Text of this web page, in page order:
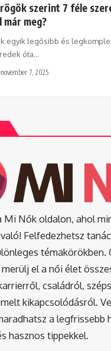
szerint 7 féle
meg?
egyik legősibb és
óta…
november 7, 2025
Mi Nők oldalon, ahol
Felfedezhetsz
témakörökben.
el a női élet
családról,
kikapcsolódásról.
a legfrissebb
hasznos tippekkel.